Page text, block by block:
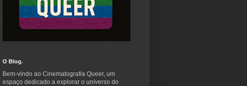
O Blog.
Bem-vindo ao Cinematografia Queer, um
espaço dedicado a explorar o universo do